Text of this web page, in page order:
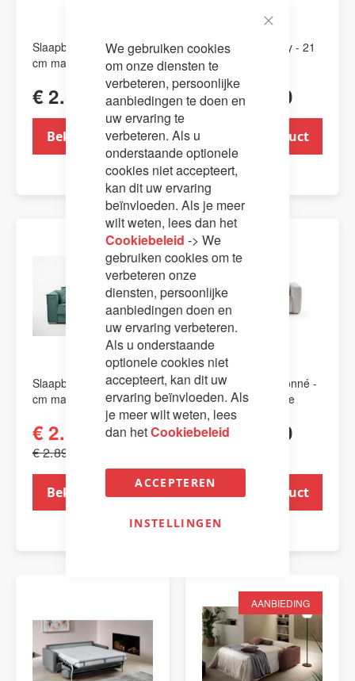
Cookie
We gebruiken cookies
om onze diensten te
verbeteren, persoonlijke
aanbiedingen te doen en
uw ervaring te
verbeteren. Als u
onderstaande optionele
cookies niet accepteert,
kan dit uw ervaring
beïnvloeden. Als je meer
wilt weten, lees dan het
Cookiebeleid -> We
gebruiken cookies om te
verbeteren onze
diensten, persoonlijke
aanbiedingen doen en
uw ervaring verbeteren.
Als u onderstaande
optionele cookies niet
accepteert, kan dit uw
ervaring beïnvloeden. Als
je meer wilt weten, lees
dan hetCookiebeleid
ACCEPTEREN
INSTELLINGEN
Slaapbank Tokyo - 17
cm matrasdikte
€ 2.395,00
Bekijk product
Slaapbank Victory - 21
cm matrasdikte
€ 2.595,00
Bekijk product
AANBIEDING
Slaapbank Prestige - 17
cm matrasdikte
€ 2.595,00
€ 2.895,00
Bekijk product
Slaapbank Capitonné -
17 cm matrasdikte
€ 2.995,00
Bekijk product
AANBIEDING